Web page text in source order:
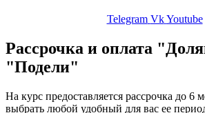
Telegram Vk Youtube
Рассрочка и оплата
"Подели"
На курс предоставляется рассрочка до 6
выбрать любой удобный для вас ее